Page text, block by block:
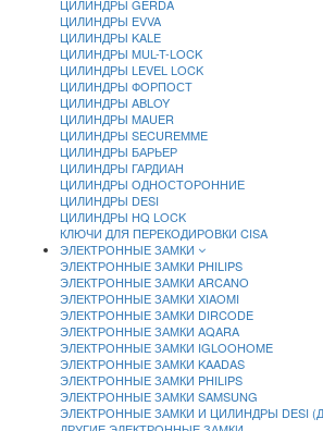
ЦИЛИНДРЫ GERDA
ЦИЛИНДРЫ EVVA
ЦИЛИНДРЫ KALE
ЦИЛИНДРЫ MUL-T-LOCK
ЦИЛИНДРЫ LEVEL LOCK
ЦИЛИНДРЫ ФОРПОСТ
ЦИЛИНДРЫ ABLOY
ЦИЛИНДРЫ MAUER
ЦИЛИНДРЫ SECUREMME
ЦИЛИНДРЫ БАРЬЕР
ЦИЛИНДРЫ ГАРДИАН
ЦИЛИНДРЫ ОДНОСТОРОННИЕ
ЦИЛИНДРЫ DESI
ЦИЛИНДРЫ HQ LOCK
КЛЮЧИ ДЛЯ ПЕРЕКОДИРОВКИ CISA
ЭЛЕКТРОННЫЕ ЗАМКИ
ЭЛЕКТРОННЫЕ ЗАМКИ PHILIPS
ЭЛЕКТРОННЫЕ ЗАМКИ ARCANO
ЭЛЕКТРОННЫЕ ЗАМКИ XIAOMI
ЭЛЕКТРОННЫЕ ЗАМКИ DIRCODE
ЭЛЕКТРОННЫЕ ЗАМКИ AQARA
ЭЛЕКТРОННЫЕ ЗАМКИ IGLOOHOME
ЭЛЕКТРОННЫЕ ЗАМКИ KAADAS
ЭЛЕКТРОННЫЕ ЗАМКИ PHILIPS
ЭЛЕКТРОННЫЕ ЗАМКИ SAMSUNG
ЭЛЕКТРОННЫЕ ЗАМКИ И ЦИЛИНДРЫ DESI